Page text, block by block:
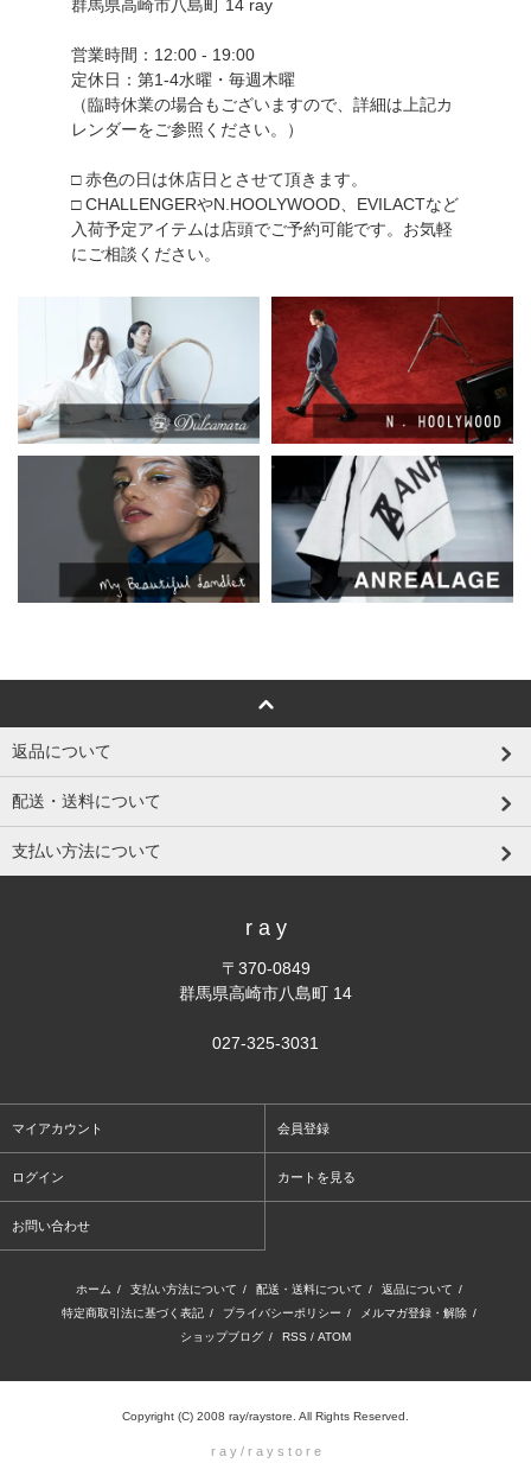
群馬県高崎市八島町 14 ray
営業時間：12:00 - 19:00
定休日：第1-4水曜・毎週木曜
（臨時休業の場合もございますので、詳細は上記カ
レンダーをご参照ください。）
□ 赤色の日は休店日とさせて頂きます。
□ CHALLENGERやN.HOOLYWOOD、EVILACTなど
入荷予定アイテムは店頭でご予約可能です。お気軽
にご相談ください。
返品について
配送・送料について
支払い方法について
r a y
〒370-0849
群馬県高崎市八島町 14
027-325-3031
マイアカウント 会員登録
ログイン カートを見る
お問い合わせ
ホーム / 支払い方法について / 配送・送料について / 返品について /
特定商取引法に基づく表記 / プライバシーポリシー / メルマガ登録・解除 /
ショップブログ / RSS / ATOM
Copyright (C) 2008 ray/raystore. All Rights Reserved.
r a y / r a y s t o r e